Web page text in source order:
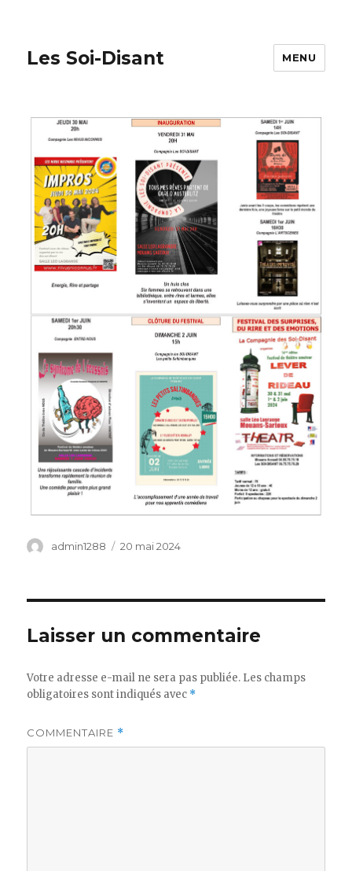
Les Soi-Disant MENU
Auteur
admin1288
Publié
20 mai 2024
Laisser un commentaire
Votre adresse e-mail ne sera pas publiée. Les champs
obligatoires sont indiqués avec *
COMMENTAIRE *